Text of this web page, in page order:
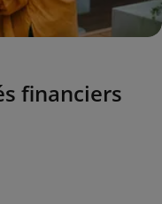
financiers